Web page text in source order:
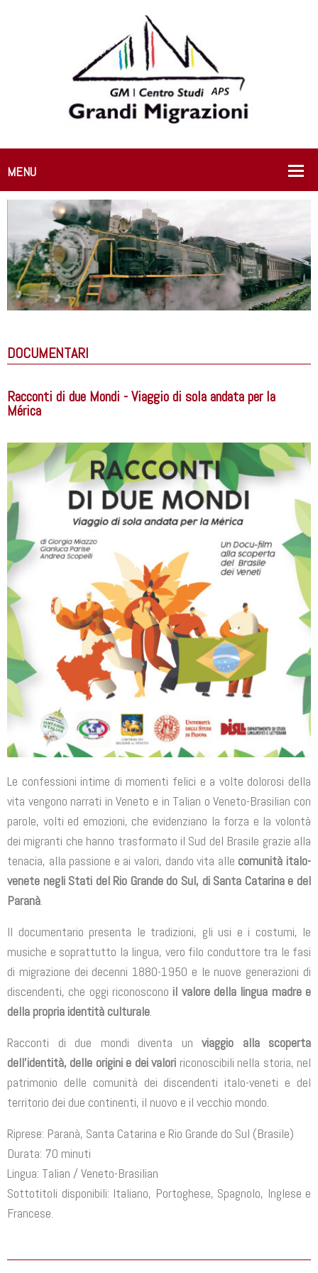
DOCUMENTARI
Racconti di due Mondi - Viaggio di sola andata per la
Mérica
Le confessioni intime di momenti felici e a volte dolorosi della
vita vengono narrati in Veneto e in Talian o Veneto-Brasilian con
parole, volti ed emozioni, che evidenziano la forza e la volontà
dei migranti che hanno trasformato il Sud del Brasile grazie alla
tenacia, alla passione e ai valori, dando vita alle comunità italo-
venete negli Stati del Rio Grande do Sul, di Santa Catarina e del
Paranà.
Il documentario presenta le tradizioni, gli usi e i costumi, le
musiche e soprattutto la lingua, vero filo conduttore tra le fasi
di migrazione dei decenni 1880-1950 e le nuove generazioni di
discendenti, che oggi riconoscono il valore della lingua madre e
della propria identità culturale.
Racconti di due mondi diventa un viaggio alla scoperta
dell’identità, delle origini e dei valori riconoscibili nella storia, nel
patrimonio delle comunità dei discendenti italo-veneti e del
territorio dei due continenti, il nuovo e il vecchio mondo.
Riprese: Paranà, Santa Catarina e Rio Grande do Sul (Brasile)
Durata: 70 minuti
Lingua: Talian / Veneto-Brasilian
Sottotitoli disponibili: Italiano, Portoghese, Spagnolo, Inglese e
Francese.